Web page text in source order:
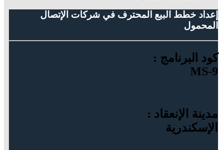
إعداد خطط البيع المحترف في شركات الإتصال
المحمول
كود البرنامج :
MS-9
مدينة الإنعقاد :
الإسكندرية